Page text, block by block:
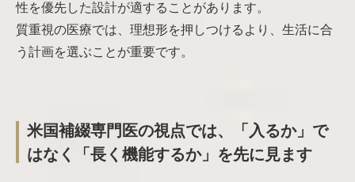
性を優先した設計が適することがあります。
質重視の医療では、理想形を押しつけるより、生活に合
う計画を選ぶことが重要です。
米国補綴専門医の視点では、「入るか」で
はなく「長く機能するか」を先に見ます